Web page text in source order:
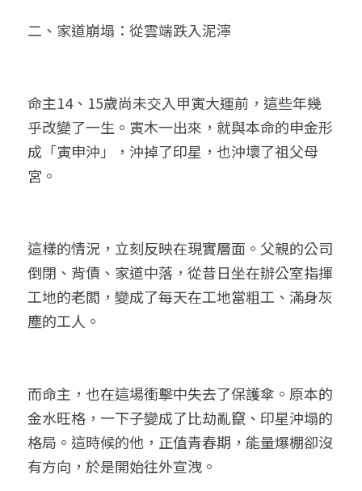
二、家道崩塌：從雲端跌入泥濘
命主14、15歲尚未交入甲寅大運前，這些年幾
乎改變了一生。寅木一出來，就與本命的申金形
成「寅申沖」，沖掉了印星，也沖壞了祖父母
宮。
這樣的情況，立刻反映在現實層面。父親的公司
倒閉、背債、家道中落，從昔日坐在辦公室指揮
工地的老闆，變成了每天在工地當粗工、滿身灰
塵的工人。
而命主，也在這場衝擊中失去了保護傘。原本的
金水旺格，一下子變成了比劫亂竄、印星沖塌的
格局。這時候的他，正值青春期，能量爆棚卻沒
有方向，於是開始往外宣洩。